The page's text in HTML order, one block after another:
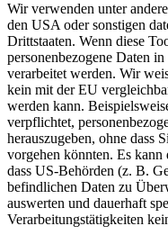
Wir verwenden unter
den USA oder sonstigen
Drittstaaten. Wenn diese
personenbezogene Daten
verarbeitet werden. Wir
kein mit der EU
werden kann.
verpflichtet,
herauszugeben, ohne dass
vorgehen könnten. Es kann
dass US-Behörden (z. B.
befindlichen Daten zu
auswerten und dauerhaft
Verarbeitungstätigkeiten